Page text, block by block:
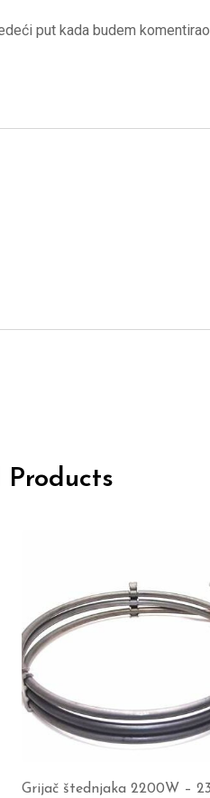
put kada budem
Grijač štednjaka 2200W –